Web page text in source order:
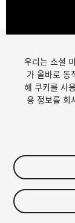
$4.99
세금/부가세는 결
우리는 소셜
가 올바로 동
해 쿠키를 사
용 정보를 회